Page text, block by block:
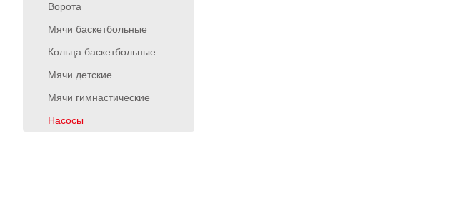
Ворота
Мячи баскетбольные
Кольца баскетбольные
Мячи детские
Мячи гимнастические
Насосы